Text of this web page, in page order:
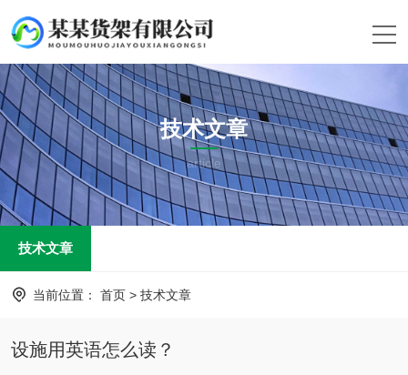
技术文章
article
技术文章
当前位置： 首页 > 技术文章
设施用英语怎么读？